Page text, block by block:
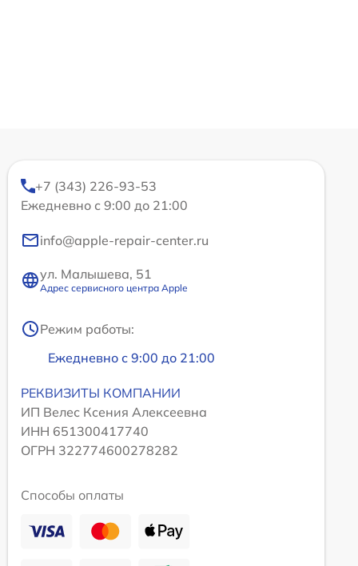
+7 (343) 226-93-53
Ежедневно с 9:00 до 21:00
info@apple-repair-center.ru
ул. Малышева, 51
Адрес сервисного центра Apple
Режим работы:
Ежедневно с 9:00 до 21:00
РЕКВИЗИТЫ КОМПАНИИ
ИП Велес Ксения Алексеевна
ИНН 651300417740
ОГРН 322774600278282
Способы оплаты